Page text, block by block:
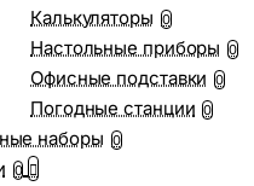
Калькуляторы 0
Настольные приборы 0
Офисные подставки 0
Погодные станции 0
наборы 0
0